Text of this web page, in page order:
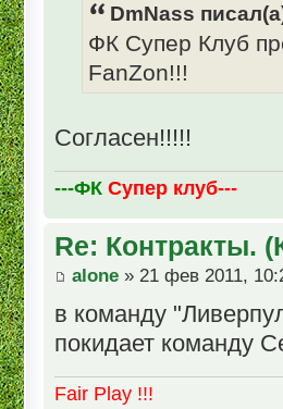
DmNass
ФК Супер Клуб
FanZon!!!
Соглaсeн!!!!!
---ФК Супер клуб---
Re: Контракты.
alone » 21 фев 2011,
в команду
покидает команду
Fair Play !!!